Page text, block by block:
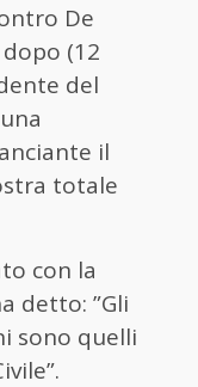
De
(12
del
il
totale
con la
detto: ”Gli
sono quelli